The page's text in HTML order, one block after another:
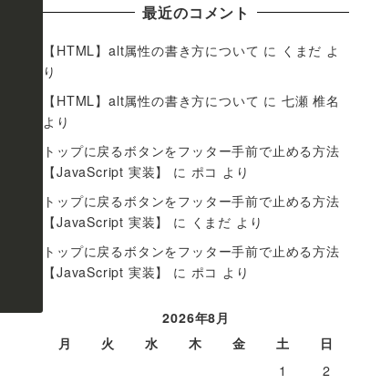
最近のコメント
【HTML】alt属性の書き方について に くまだ よ
り
【HTML】alt属性の書き方について に 七瀬 椎名
より
トップに戻るボタンをフッター手前で止める方法
【JavaScript 実装】
に ポコ より
トップに戻るボタンをフッター手前で止める方法
【JavaScript 実装】
に くまだ より
トップに戻るボタンをフッター手前で止める方法
【JavaScript 実装】
に ポコ より
2026年8月
月
火 水 木 金 土
日
1
2